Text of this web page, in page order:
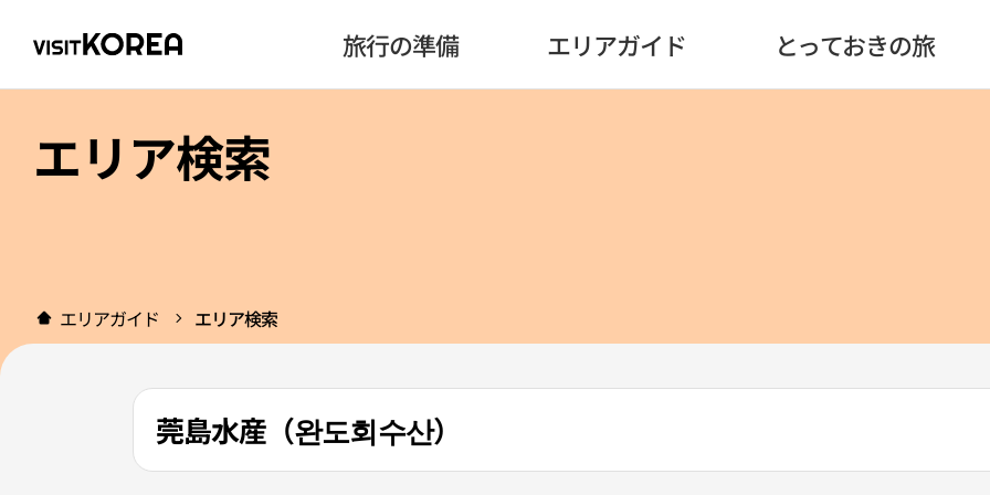
旅行の準備 エリアガイド とっておきの旅
エリア検索
エリアガイド エリア検索
莞島水産（완도회수산）